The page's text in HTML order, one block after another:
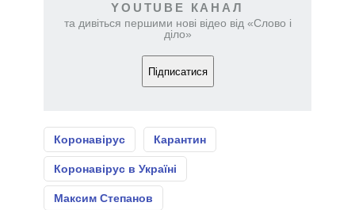
YOUTUBE КАНАЛ
та дивіться першими нові відео від «Слово і
діло»
Підписатися
Коронавірус Карантин
Коронавірус в Україні
Максим Степанов